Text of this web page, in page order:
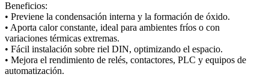
Beneficios:
• Previene la condensación interna y la formación de óxido.
• Aporta calor constante, ideal para ambientes fríos o con
variaciones térmicas extremas.
• Fácil instalación sobre riel DIN, optimizando el espacio.
• Mejora el rendimiento de relés, contactores, PLC y equipos de
automatización.